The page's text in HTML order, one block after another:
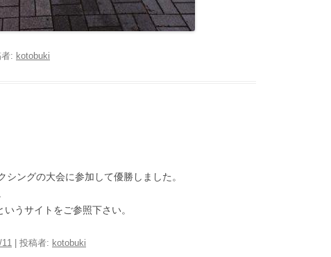
: kotobuki
ングの大会に参加して優勝しました。
いうサイトをご参照下さい。
| 投稿者: kotobuki